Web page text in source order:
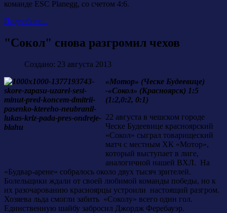
команде ESC Planegg, со счетом 4:6.
Подробнее...
"Сокол" снова разгромил чехов
Создано: 23 августа 2013
«Мотор» (Ческе Будеевице)
-«Сокол» (Красноярск) 1:5
(1:2,0:2, 0:1)
22 августа в чешском городе
Ческе Будеевице красноярский
«Сокол» сыграл товарищеский
матч с местным ХК «Мотор»,
который выступает в лиге,
аналогичной нашей ВХЛ. На
«Будвар-арене» собралось около двух тысяч зрителей.
Болельщики ждали от своей любимой команды победы, но к
их разочарованию красноярцы устроили настоящий разгром.
Хозяева льда смогли забить «Соколу» всего один гол.
Единственную шайбу забросил Джордж Феребауэр.